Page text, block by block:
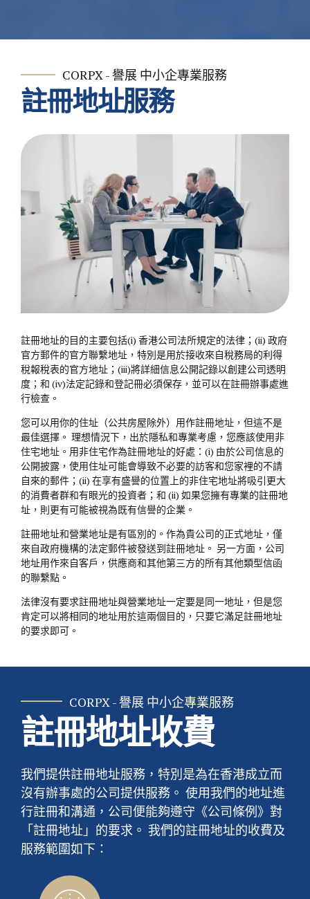
CORPX - 譽展 中小企專業服務
註冊地址服務
註冊地址的目的主要包括(i) 香港公司法所規定的法律；(ii) 政府
官方郵件的官方聯繫地址，特別是用於接收來自稅務局的利得
稅報稅表的官方地址；(iii)將詳細信息公開記錄以創建公司透明
度；和 (iv)法定記錄和登記冊必須保存，並可以在註冊辦事處進
行檢查。
您可以用你的住址（公共房屋除外）用作註冊地址，但這不是
最佳選擇。 理想情況下，出於隱私和專業考慮，您應該使用非
住宅地址。用非住宅作為註冊地址的好處：(i) 由於公司信息的
公開披露，使用住址可能會導致不必要的訪客和您家裡的不請
自來的郵件；(ii) 在享有盛譽的位置上的非住宅地址將吸引更大
的消費者群和有眼光的投資者；和 (ii) 如果您擁有專業的註冊地
址，則更有可能被視為既有信譽的企業。
註冊地址和營業地址是有區別的。作為貴公司的正式地址，僅
來自政府機構的法定郵件被發送到註冊地址。 另一方面，公司
地址用作來自客戶，供應商和其他第三方的所有其他類型信函
的聯繫點。
法律沒有要求註冊地址與營業地址一定要是同一地址，但是您
肯定可以將相同的地址用於這兩個目的，只要它滿足註冊地址
的要求即可。
CORPX - 譽展 中小企專業服務
註冊地址收費
我們提供註冊地址服務，特別是為在香港成立而
沒有辦事處的公司提供服務。 使用我們的地址進
行註冊和溝通，公司便能夠遵守《公司條例》對
「註冊地址」的要求。 我們的註冊地址的收費及
服務範圍如下：